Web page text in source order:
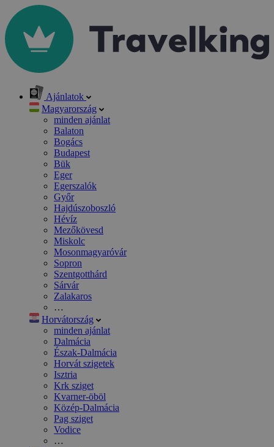
Ajánlatok
Magyarország
minden ajánlat
Balaton
Bogács
Budapest
Bük
Eger
Egerszalók
Győr
Hajdúszoboszló
Hévíz
Mezőkövesd
Miskolc
Mosonmagyaróvár
Sopron
Szentgotthárd
Sárvár
Zalakaros
…
Horvátország
minden ajánlat
Dalmácia
Észak-Dalmácia
Horvát szigetek
Isztria
Krk sziget
Kvarner-öböl
Közép-Dalmácia
Pag sziget
Vodice
…